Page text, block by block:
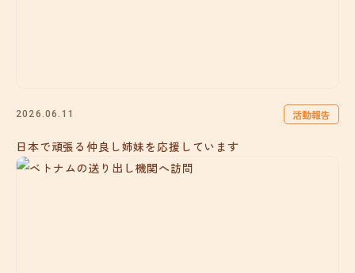
2026.06.11 活動報告
日本で頑張る仲良し姉妹を応援しています